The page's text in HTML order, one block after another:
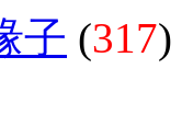
子 (317)